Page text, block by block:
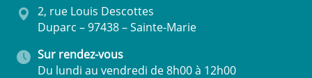
2, rue Louis Descottes
Duparc – 97438 – Sainte-Marie
Sur rendez-vous
Du lundi au vendredi de 8h00 à 12h00